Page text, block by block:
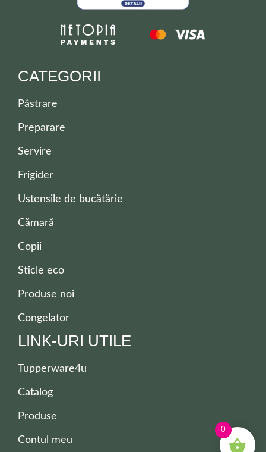
CATEGORII
Păstrare
Preparare
Servire
Frigider
Ustensile de bucătărie
Cămară
Copii
Sticle eco
Produse noi
Congelator
LINK-URI UTILE
Tupperware4u
Catalog
Produse
Contul meu
0